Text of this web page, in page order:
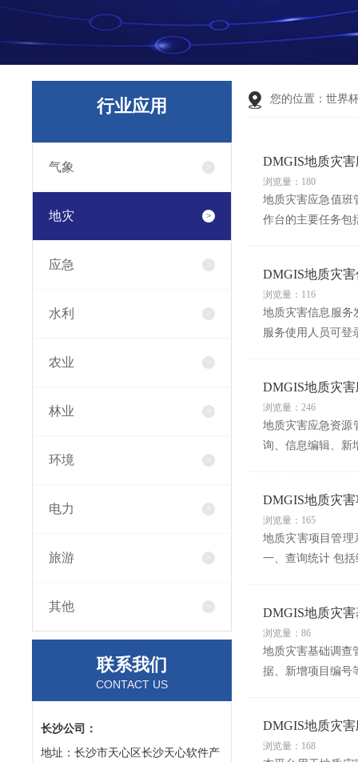
行业应用
气象
地灾
应急
水利
农业
林业
环境
电力
旅游
其他
联系我们
CONTACT US
长沙公司：
地址：长沙市天心区长沙天心软件产
您的位置： 世界
DMGIS地质灾
浏览量：180
地质灾害应急值班
作台的主要任务包
DMGIS地质灾
浏览量：116
地质灾害信息服务
服务使用人员可登
DMGIS地质灾
浏览量：246
地质灾害应急资源
询、信息编辑、新
DMGIS地质灾
浏览量：165
地质灾害项目管
一、查询统计 包
DMGIS地质灾
浏览量：86
地质灾害基础调查
据、新增项目编号
DMGIS地质灾
浏览量：168